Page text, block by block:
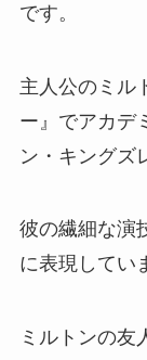
です。
主人公のミル
ー』でアカデ
ン・キングズ
彼の繊細な演
に表現してい
ミルトンの友